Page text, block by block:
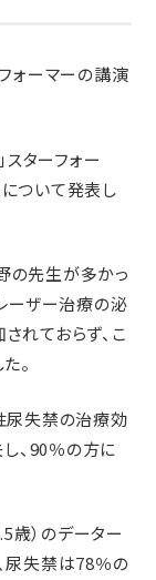
ォーマーの講演
」スターフォー
ついて発表し
の先生が多かっ
ーザー治療の泌
れておらず、こ
。
尿失禁の治療効
、90％の方に
歳）のデーター
尿失禁は78％の